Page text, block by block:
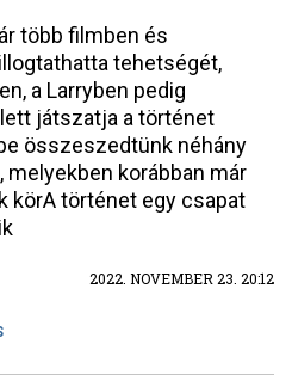
több filmben és
tehetségét,
a Larryben pedig
játszatja a történet
összeszedtünk néhány
korábban már
körA történet egy csapat
2022. NOVEMBER 23. 20:12